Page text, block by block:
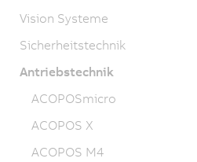
Vision Systeme
Sicherheitstechnik
Antriebstechnik
ACOPOSmicro
ACOPOS X
ACOPOS M4